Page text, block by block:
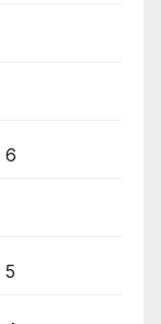
6
5